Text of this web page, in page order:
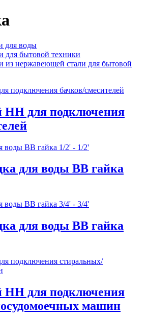
для воды
для бытовой техники
из нержавеющей стали для бытовой
НН для подключения
для воды ВВ гайка
для воды ВВ гайка
НН для подключения
машин